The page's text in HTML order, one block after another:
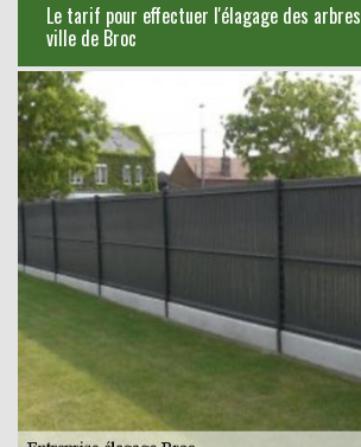
Le tarif pour effectuer l'élagage des
ville de Broc